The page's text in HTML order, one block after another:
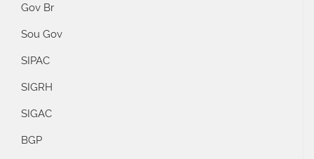
Gov Br
Sou Gov
SIPAC
SIGRH
SIGAC
BGP